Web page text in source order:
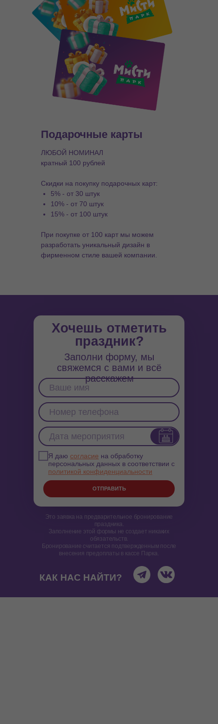
Подарочные карты
ЛЮБОЙ НОМИНАЛ
кратный 100 рублей
Скидки на покупку подарочных карт:
5% - от 30 штук
10% - от 70 штук
15% - от 100 штук
При покупке от 100 карт мы можем
разработать уникальный дизайн в
фирменном стиле вашей компании.
Я даю согласие на обработку
персональных данных в соответствии с
политикой конфиденциальности
ОТПРАВИТЬ
Это заявка на предварительное бронирование
праздника.
Заполнение этой формы не создает никаких
обязательств.
Бронирование считается подтвержденным после
внесения предоплаты в кассе Парка.
Хочешь отметить
праздник?
Заполни форму, мы
свяжемся с вами и всё
расскажем
КАК НАС НАЙТИ?